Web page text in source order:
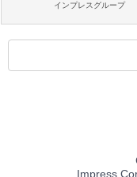
インプレスグループ
Impress